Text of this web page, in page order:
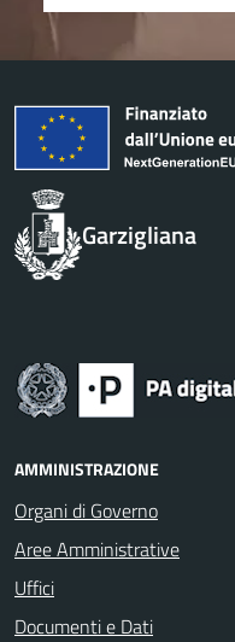
Garzigliana
AMMINISTRAZIONE
Organi di Governo
Aree Amministrative
Uffici
Documenti e Dati